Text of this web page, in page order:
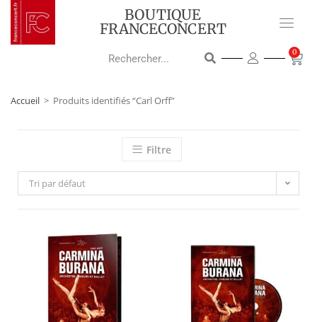
BOUTIQUE
FRANCECONCERT
0
Accueil > Produits identifiés “Carl Orff”
Filtre
Tri par défaut